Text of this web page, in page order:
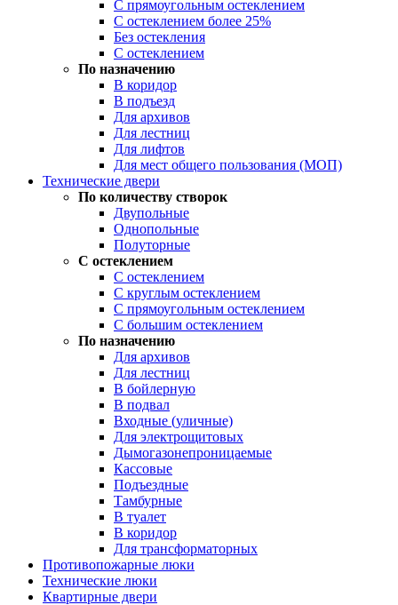
С прямоугольным остеклением
С остеклением более 25%
Без остекления
С остеклением
По назначению
В коридор
В подъезд
Для архивов
Для лестниц
Для лифтов
Для мест общего пользования (МОП)
Технические двери
По количеству створок
Двупольные
Однопольные
Полуторные
С остеклением
С остеклением
С круглым остеклением
С прямоугольным остеклением
С большим остеклением
По назначению
Для архивов
Для лестниц
В бойлерную
В подвал
Входные (уличные)
Для электрощитовых
Дымогазонепроницаемые
Кассовые
Подъездные
Тамбурные
В туалет
В коридор
Для трансформаторных
Противопожарные люки
Технические люки
Квартирные двери